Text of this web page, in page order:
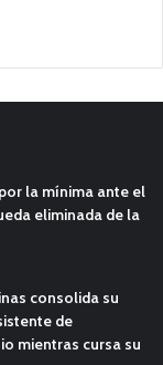
la mínima ante el
eliminada de la
consolida su
de
mientras cursa su